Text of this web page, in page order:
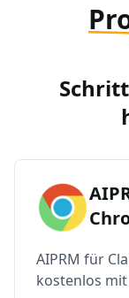
AIPRM für
kostenlos